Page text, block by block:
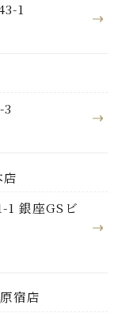
1
1 銀座GSビ
宿店